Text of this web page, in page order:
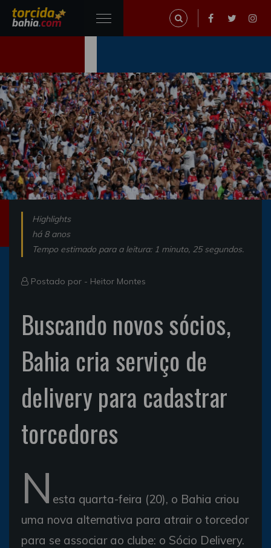
Highlights
há 8 anos
Tempo estimado para a leitura: 1 minuto, 25 segundos.
Postado por - Heitor Montes
Buscando novos sócios,
Bahia cria serviço de
delivery para cadastrar
torcedores
N esta quarta-feira (20), o Bahia criou
uma nova alternativa para atrair o torcedor
para se associar ao clube: o Sócio Delivery.